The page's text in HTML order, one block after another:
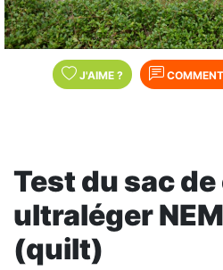
J'AIME ?
Test du sac
ultraléger
(quilt)